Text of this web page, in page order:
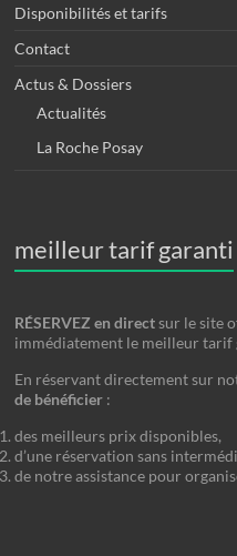
Disponibilités et tarifs
Contact
Actus & Dossiers
Actualités
La Roche Posay
meilleur tarif garanti
RÉSERVEZ en directsur le site
immédiatement le meilleur tarif
En réservant directement sur
de bénéficier :
des meilleurs prix disponibles,
d’une réservation sans
de notre assistance pour